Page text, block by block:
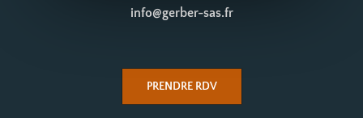
info@gerber-sas.fr
PRENDRE RDV